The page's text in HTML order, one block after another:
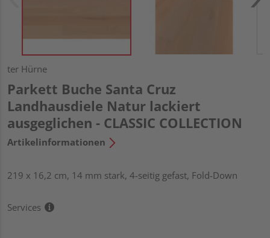
ter Hürne
Parkett Buche Santa Cruz
Landhausdiele Natur lackiert
ausgeglichen - CLASSIC COLLECTION
Artikelinformationen
219 x 16,2 cm, 14 mm stark, 4-seitig gefast, Fold-Down
Services